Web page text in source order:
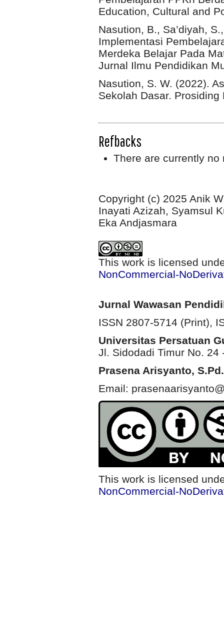
Education, Cultural and
Nasution, B., Sa’diyah,
Implementasi
Merdeka Belajar Pada
Jurnal Ilmu Pendidikan
Nasution, S. W. (2022).
Sekolah Dasar.
Refbacks
There are currently no
Copyright (c) 2025 Anik
Inayati Azizah, Syamsul
Eka Andjasmara
This work is licensed
NonCommercial-
Jurnal Wawasan
ISSN 2807-5714 (Print),
Universitas Persatuan
Jl. Sidodadi Timur No. 24
Prasena Arisyanto,
Email:
This work is licensed
NonCommercial-